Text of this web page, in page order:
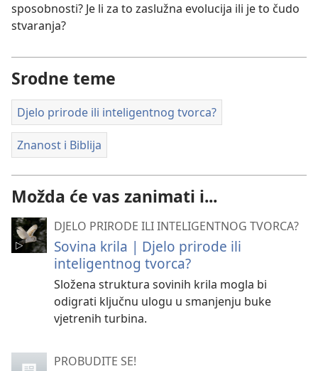
sposobnosti? Je li za to zaslužna evolucija ili je to čudo
stvaranja?
Srodne teme
Djelo prirode ili inteligentnog tvorca?
Znanost i Biblija
Možda će vas zanimati i...
DJELO PRIRODE ILI INTELIGENTNOG TVORCA?
Sovina krila | Djelo prirode ili
inteligentnog tvorca?
Složena struktura sovinih krila mogla bi
odigrati ključnu ulogu u smanjenju buke
vjetrenih turbina.
PROBUDITE SE!